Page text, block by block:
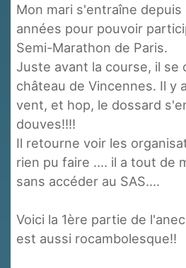
Mon mari s'entraîne
années pour pouvoir
Semi-Marathon de Paris.
Juste avant la course, il se
château de Vincennes. Il y
vent, et hop, le dossard
douves!!!!
Il retourne voir les
rien pu faire .... il a tout de
sans accéder au SAS....
Voici la 1ère partie de
est aussi rocambolesque!!